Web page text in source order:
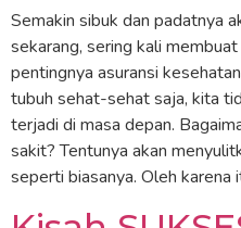
Semakin sibuk dan padatnya
sekarang, sering kali
pentingnya asuransi
tubuh sehat-sehat saja, kita
terjadi di masa depan.
sakit? Tentunya akan
seperti biasanya. Oleh karena